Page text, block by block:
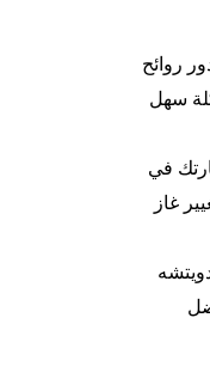
روائح
سهل
في
غاز